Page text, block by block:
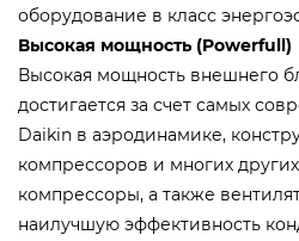
оборудование в класс
Высокая мощность (Powerfull)
Высокая мощность внешнего
достигается за счет самых
Daikin в аэродинамике,
компрессоров и многих
компрессоры, а также
наилучшую эффективность